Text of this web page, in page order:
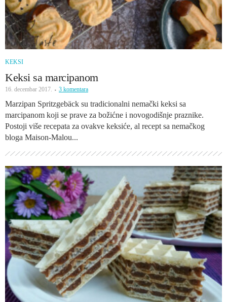
KEKSI
Keksi sa marcipanom
16. decembar 2017. 3 komentara
Marzipan Spritzgebäck su tradicionalni nemački keksi sa
marcipanom koji se prave za božićne i novogodišnje praznike.
Postoji više recepata za ovakve keksiće, al recept sa nemačkog
bloga Maison-Malou...